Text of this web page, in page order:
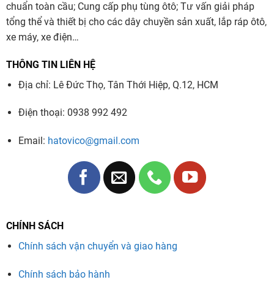
chuẩn toàn cầu; Cung cấp phụ tùng ôtô; Tư vấn giải pháp
tổng thể và thiết bị cho các dây chuyền sản xuất, lắp ráp ôtô,
xe máy, xe điện…
THÔNG TIN LIÊN HỆ
Địa chỉ: Lê Đức Thọ, Tân Thới Hiệp, Q.12, HCM
Điện thoại: 0938 992 492
Email: hatovico@gmail.com
CHÍNH SÁCH
Chính sách vận chuyển và giao hàng
Chính sách bảo hành